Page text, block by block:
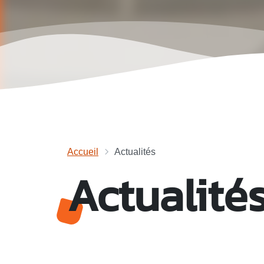
Accueil Actualités